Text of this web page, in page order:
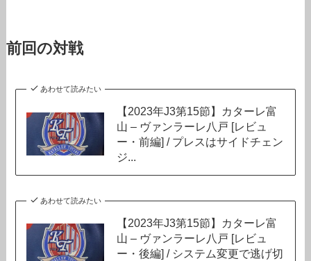
前回の対戦
あわせて読みたい
【2023年J3第15節】カターレ富
山 – ヴァンラーレ八戸 [レビュ
ー・前編] / プレスはサイドチェン
ジ...
あわせて読みたい
【2023年J3第15節】カターレ富
山 – ヴァンラーレ八戸 [レビュ
ー・後編] / システム変更で逃げ切